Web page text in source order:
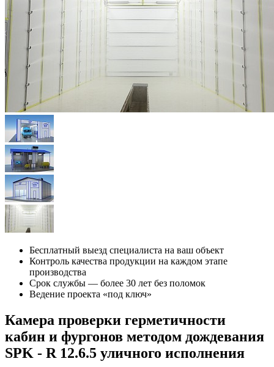
Бесплатный выезд специалиста на ваш объект
Контроль качества продукции на каждом этапе
производства
Срок службы — более 30 лет без поломок
Ведение проекта «под ключ»
Камера проверки герметичности
кабин и фургонов методом дождевания
SPK ‐ R 12.6.5 уличного исполнения